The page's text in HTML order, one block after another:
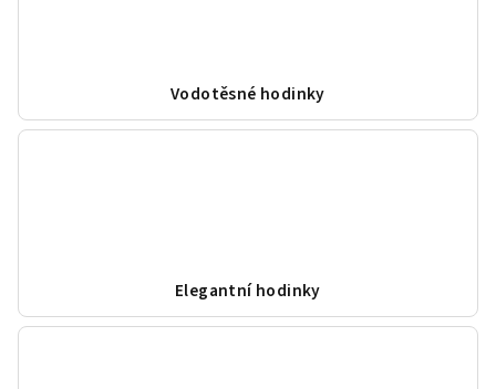
Vodotěsné hodinky
Elegantní hodinky